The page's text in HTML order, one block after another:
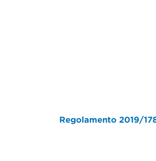
Regolamento 2019/